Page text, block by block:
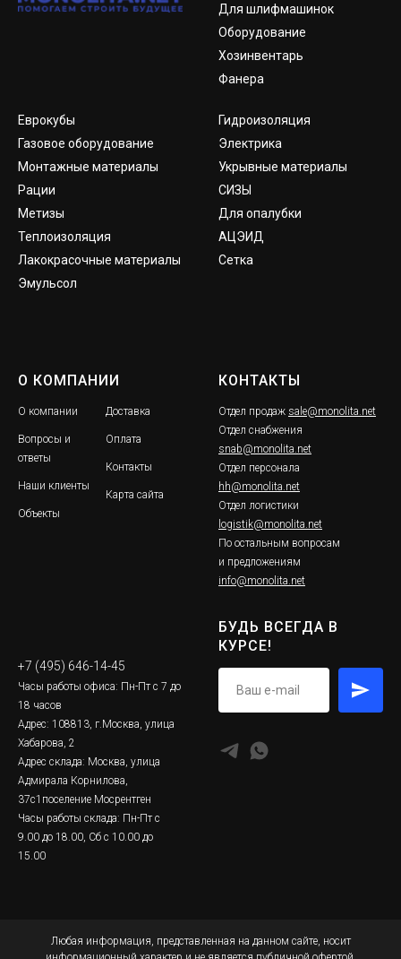
Для шлифмашинок
Оборудование
Хозинвентарь
Фанера
Еврокубы
Газовое оборудование
Монтажные материалы
Рации
Метизы
Теплоизоляция
Лакокрасочные материалы
Эмульсол
Гидроизоляция
Электрика
Укрывные материалы
СИЗЫ
Для опалубки
АЦЭИД
Сетка
О КОМПАНИИ
О компании
Вопросы и
ответы
Наши клиенты
Объекты
Доставка
Оплата
Контакты
Карта сайта
КОНТАКТЫ
Отдел продаж sale@monolita.net
Отдел снабжения
snab@monolita.net
Отдел персонала
hh@monolita.net
Отдел логистики
logistik@monolita.net
По остальным вопросам
и предложениям
info@monolita.net
+7 (495) 646-14-45
Часы работы офиса: Пн-Пт с 7 до
18 часов
Адрес: 108813, г.Москва, улица
Хабарова, 2
Адрес склада: Москва, улица
Адмирала Корнилова,
37с1поселение Мосрентген
Часы работы склада: Пн-Пт с
9.00 до 18.00, Сб с 10.00 до
15.00
БУДЬ ВСЕГДА В
КУРСЕ!
Любая информация, представленная на данном сайте, носит